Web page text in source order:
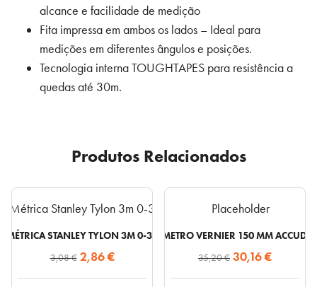
alcance e facilidade de medição
Fita impressa em ambos os lados – Ideal para
medições em diferentes ângulos e posições.
Tecnologia interna TOUGHTAPES para resistência a
quedas até 30m.
Produtos Relacionados
MÉTRICA STANLEY TYLON 3M 0-30-687
3,08€ O
preço
2,86€O
preço
PAQUÍMETRO VERNIER 150 MM ACCUD
35,20€ O
preço
30,16€O
preço